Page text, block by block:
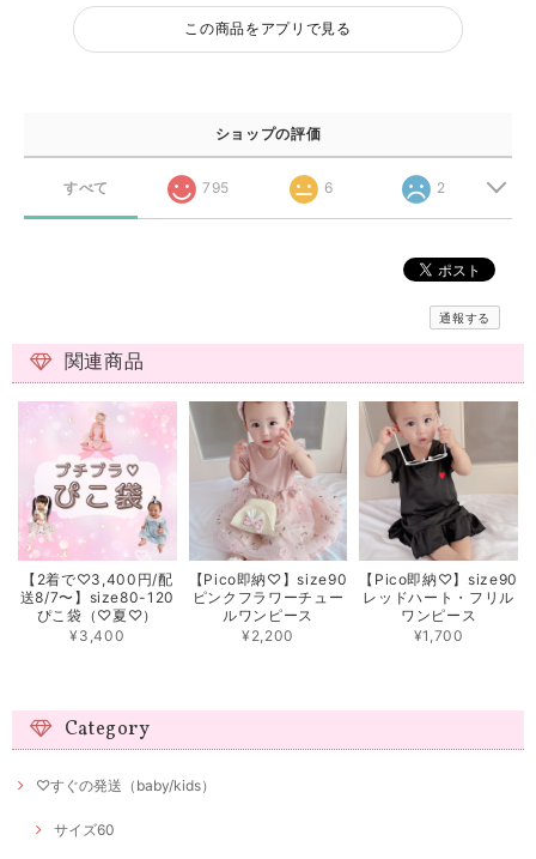
この商品をアプリで見る
ショップの評価
すべて 795 6 2
通報する
関連商品
【2着で♡3,400円/配
送8/7〜】size80-120
ぴこ袋（♡夏♡）
¥3,400
【Pico即納♡】size90
ピンクフラワーチュー
ルワンピース
¥2,200
【Pico即納♡】size90
レッドハート・フリル
ワンピース
¥1,700
Category
♡すぐの発送（baby/kids）
サイズ60